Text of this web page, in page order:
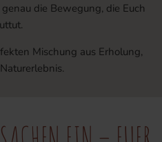
die Bewegung, die Euch
Mischung aus Erholung,